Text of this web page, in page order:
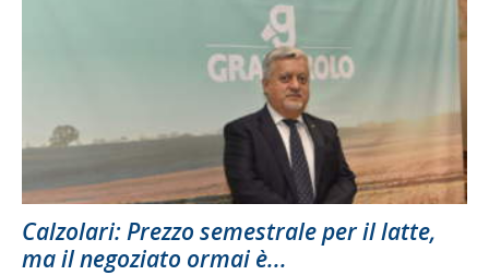
Calzolari: Prezzo semestrale per il latte,
ma il negoziato ormai è...